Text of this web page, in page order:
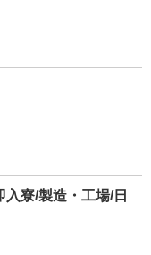
入寮/製造・工場/日